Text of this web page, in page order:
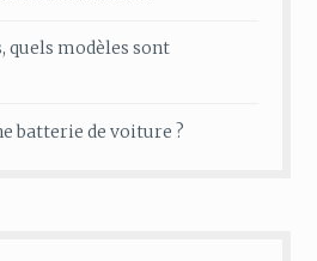
modèles sont
batterie de voiture ?